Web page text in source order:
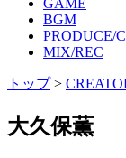
GAME
BGM
PRODUCE/
MIX/REC
トップ>
大久保薫